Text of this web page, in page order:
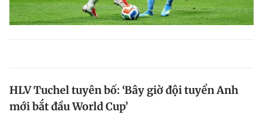
HLV Tuchel tuyên bố: ‘Bây giờ đội tuyển Anh
mới bắt đầu World Cup’